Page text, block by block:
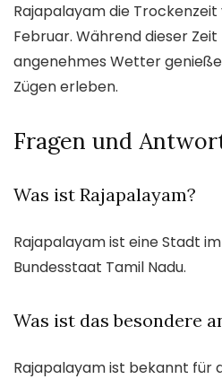
Rajapalayam die
Februar. Während dieser Zeit
angenehmes Wetter
Zügen erleben.
Fragen und
Was ist Rajapalayam?
Rajapalayam ist eine Stadt
Bundesstaat Tamil Nadu.
Was ist das besondere
Rajapalayam ist bekannt für